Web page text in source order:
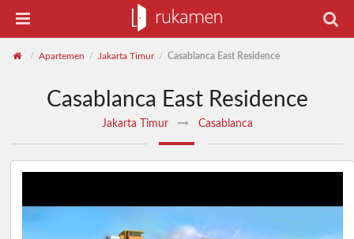
/ Apartemen / Jakarta Timur / Casablanca East Residence
Casablanca East Residence
Jakarta Timur Casablanca